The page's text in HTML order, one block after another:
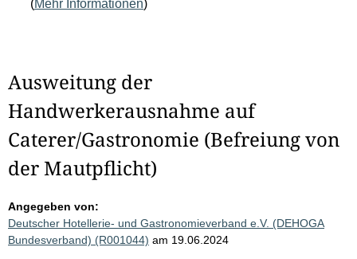
(Mehr Informationen)
Ausweitung der
Handwerkerausnahme auf
Caterer/Gastronomie (Befreiung von
der Mautpflicht)
Angegeben von:
Deutscher Hotellerie- und Gastronomieverband e.V. (DEHOGA
Bundesverband) (R001044) am 19.06.2024